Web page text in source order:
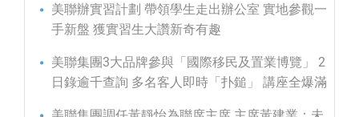
美聯辦實習計劃 帶領學生走出辦公室 實地參觀一
手新盤 獲實習生大讚新奇有趣
美聯集團3大品牌參與「國際移民及置業博覽」 2
日錄逾千查詢 多名客人即時「扑鎚」 講座全爆滿